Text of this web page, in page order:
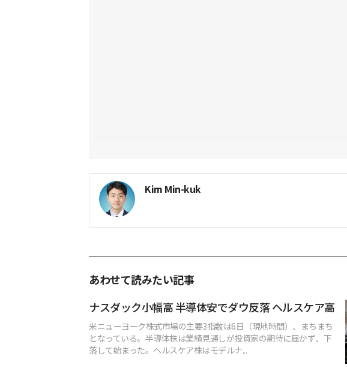
Kim Min-kuk
あわせて読みたい記事
ナスダック小幅高 半導体安でダウ反落 ヘルスケア高
米ニューヨーク株式市場の主要3指数は6日（現地時間）、まちまち
となっている。半導体株は業績見通しが投資家の期待に届かず、下
落して始まった。ヘルスケア株はモデルナ...